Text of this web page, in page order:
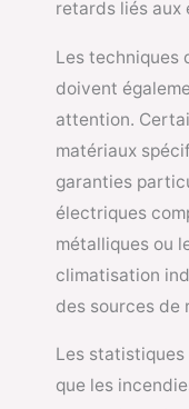
retards liés aux
Les techniques
doivent
attention.
matériaux
garanties
électriques
métalliques ou
climatisation
des sources de
Les statistiques
que les